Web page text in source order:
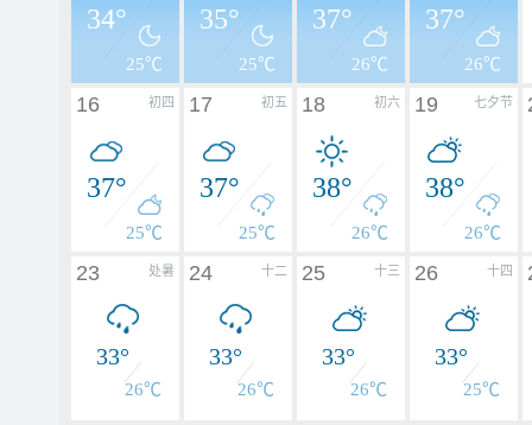
34°
25℃
35°
25℃
37°
26℃
37°
26℃
初四
16
37°
25℃
初五
17
37°
25℃
初六
18
38°
26℃
七夕节
19
38°
26℃
处暑
23
33°
26℃
十二
24
33°
26℃
十三
25
33°
26℃
十四
26
33°
25℃